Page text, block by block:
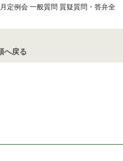
定例会 一般質問 質疑質問・答弁全
へ戻る